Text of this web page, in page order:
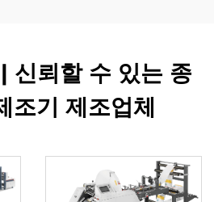
신뢰할 수 있는 종
조기 제조업체